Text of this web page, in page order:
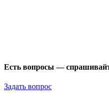
Есть вопросы —
Задать вопрос